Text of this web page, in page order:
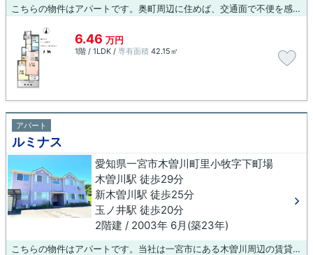
こちらの物件はアパートです。奥町周辺に住めば、交通面で不便を感じることも少なくなるでしょう。物件情報はこちらでご確認頂けますので、是非お引っ越しをご検討みてはいかがでしょうか。
6.46 万円
1階 / 1LDK / 専有面積 42.15㎡
アパート
ルミナス
愛知県一宮市木曽川町里小牧字下町場
木曽川駅 徒歩29分
新木曽川駅 徒歩25分
玉ノ井駅 徒歩20分
2階建 / 2003年 6月(築23年)
こちらの物件はアパートです。当社は一宮市にある木曽川周辺の賃貸物件を豊富に取り扱っております。ご要望やご不明な点などございましたら、お気軽にお問い合わせ下さい。